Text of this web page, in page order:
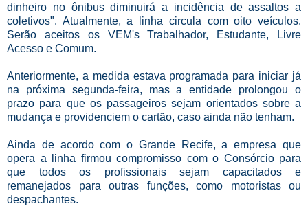
dinheiro no ônibus diminuirá a incidência de assaltos a
coletivos". Atualmente, a linha circula com oito veículos.
Serão aceitos os VEM's Trabalhador, Estudante, Livre
Acesso e Comum.
Anteriormente, a medida estava programada para iniciar já
na próxima segunda-feira, mas a entidade prolongou o
prazo para que os passageiros sejam orientados sobre a
mudança e providenciem o cartão, caso ainda não tenham.
Ainda de acordo com o Grande Recife, a empresa que
opera a linha firmou compromisso com o Consórcio para
que todos os profissionais sejam capacitados e
remanejados para outras funções, como motoristas ou
despachantes.